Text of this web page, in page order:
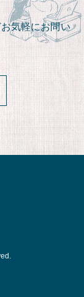
お気軽にお問い